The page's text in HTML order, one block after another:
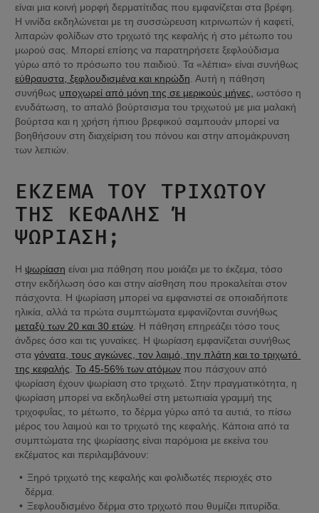
είναι μια κοινή μορφή δερματίτιδας που εμφανίζεται στα βρέφη.
Η νινίδα εκδηλώνεται με τη συσσώρευση κιτρινωπών ή καφετί,
λιπαρών φολίδων στο τριχωτό της κεφαλής ή στο μέτωπο του
μωρού σας. Μπορεί επίσης να παρατηρήσετε ξεφλούδισμα
εύθραυστα, ξεφλουδισμένα και κηρώδη. Αυτή η πάθηση
συνήθως υποχωρεί από μόνη της σε μερικούς μήνες, ωστόσο η
ενυδάτωση, το απαλό βούρτσισμα του τριχωτού με μια μαλακή
βούρτσα και η χρήση ήπιου βρεφικού σαμπουάν μπορεί να
βοηθήσουν στη διαχείριση του πόνου και στην απομάκρυνση
των λεπιών.
ΈΚΖΕΜΑ ΤΟΥ ΤΡΙΧΩΤΟΎ
ΤΗΣ ΚΕΦΑΛΉΣ Ή Ψ
ΩΡΊΑΣΗ;
Η ψωρίαση είναι μια πάθηση που μοιάζει με το έκζεμα, τόσο
στην εκδήλωση όσο και στην αίσθηση που προκαλείται στον
πάσχοντα. Η ψωρίαση μπορεί να εμφανιστεί σε οποιαδήποτε
μεταξύ των 20 και 30 ετών . Η πάθηση επηρεάζει τόσο τους
άνδρες όσο και τις γυναίκες. Η ψωρίαση εμφανίζεται συνήθως
στα γόνατα, τους αγκώνες, τον λαιμό, την πλάτη και το τριχωτό
της κεφαλής . Το 45-56% των ατόμων που πάσχουν από
ψωρίαση έχουν ψωρίαση στο τριχωτό. Στην πραγματικότητα, η
ψωρίαση μπορεί να εκδηλωθεί στη μετωπιαία γραμμή της
τριχοφυΐας, το μέτωπο, το δέρμα γύρω από τα αυτιά, το πίσω
μέρος του λαιμού και το τριχωτό της κεφαλής. Κάποια από τα
συμπτώματα της ψωρίασης είναι παρόμοια με εκείνα του
εκζέματος και περιλαμβάνουν:
Ξηρό τριχωτό της κεφαλής και φολιδωτές περιοχές στο
δέρμα.
Ξεφλουδισμένο δέρμα στο τριχωτό που θυμίζει πιτυρίδα.